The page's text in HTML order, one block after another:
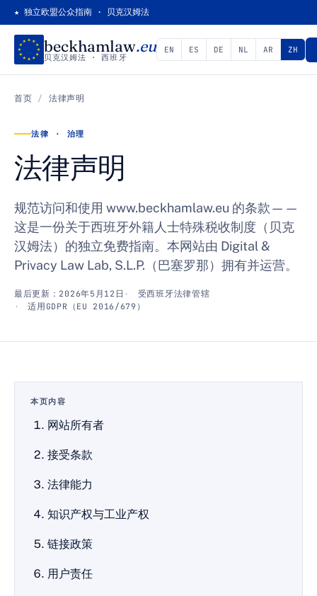
★ 独立欧盟公众指南 · 贝克汉姆法
beckhamlaw.eu
贝克汉姆法 · 西班牙
EN ES DE NL AR ZH
首页 / 法律声明
法律 · 治理
法律声明
规范访问和使用 www.beckhamlaw.eu 的条款——
这是一份关于西班牙外籍人士特殊税收制度（贝克
汉姆法）的独立免费指南。本网站由 Digital &
Privacy Law Lab, S.L.P.（巴塞罗那）拥有并运营。
最后更新：2026年5月12日
受西班牙法律管辖
适用GDPR（EU 2016/679）
本页内容
网站所有者
接受条款
法律能力
知识产权与工业产权
链接政策
用户责任